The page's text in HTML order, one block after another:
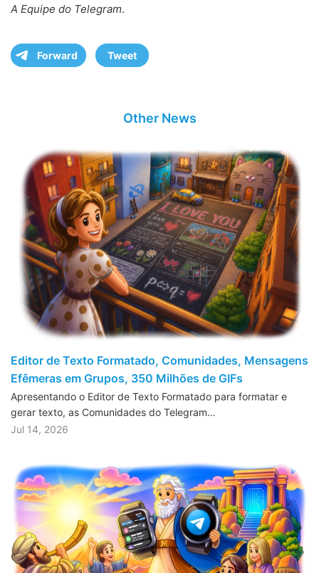
A Equipe do Telegram.
Forward Tweet
Other News
Editor de Texto Formatado, Comunidades, Mensagens
Efêmeras em Grupos, 350 Milhões de GIFs
Apresentando o Editor de Texto Formatado para formatar e
gerar texto, as Comunidades do Telegram…
Jul 14, 2026